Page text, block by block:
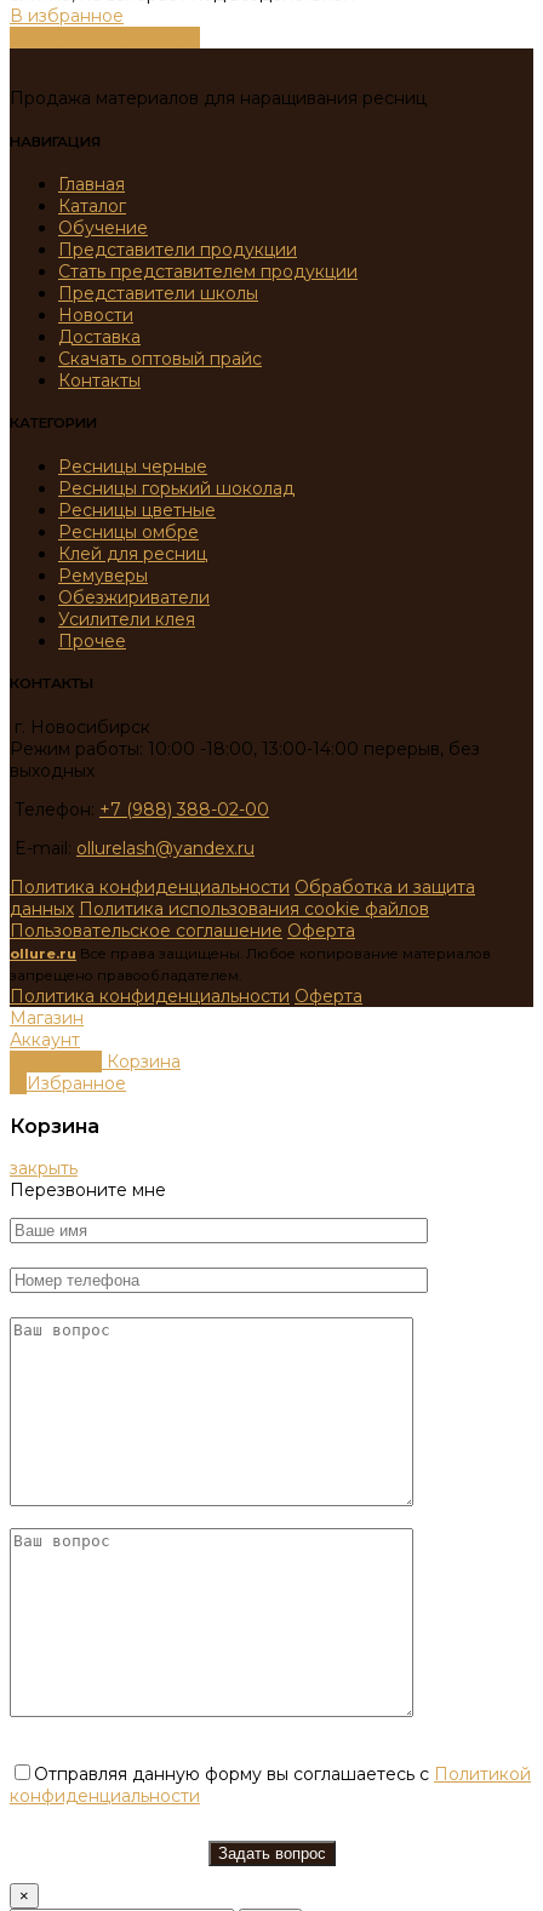
В избранное
Продажа материалов для наращивания ресниц
НАВИГАЦИЯ
Главная
Каталог
Обучение
Представители продукции
Стать представителем продукции
Представители школы
Новости
Доставка
Скачать оптовый прайс
Контакты
КАТЕГОРИИ
Ресницы черные
Ресницы горький шоколад
Ресницы цветные
Ресницы омбре
Клей для ресниц
Ремуверы
Обезжириватели
Усилители клея
Прочее
КОНТАКТЫ
г. Новосибирск
Режим работы: 10:00 -18:00, 13:00-14:00 перерыв, без
выходных
Телефон: +7 (988) 388-02-00
E-mail: ollurelash@yandex.ru
Политика конфиденциальности Обработка и защита
данных Политика использования cookie файлов
Пользовательское соглашение Оферта
ollure.ru Все права защищены. Любое копирование материалов
запрещено правообладателем.
Политика конфиденциальности Оферта
Магазин
Аккаунт
Корзина
Избранное
Корзина
закрыть
Перезвоните мне
Отправляя данную форму вы соглашаетесь с Политикой
конфиденциальности
×